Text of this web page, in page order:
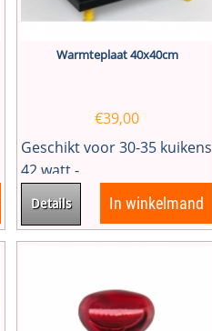
Warmteplaat 40x40cm
€39,00
Geschikt voor 30-35 kuikens
42 watt -...
Details In winkelmand